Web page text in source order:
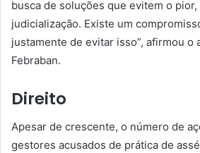
busca de soluções que evitem o pior,
judicialização. Existe um
justamente de evitar isso”, afirmou o
Febraban.
Direito
Apesar de crescente, o número de
gestores acusados de prática de